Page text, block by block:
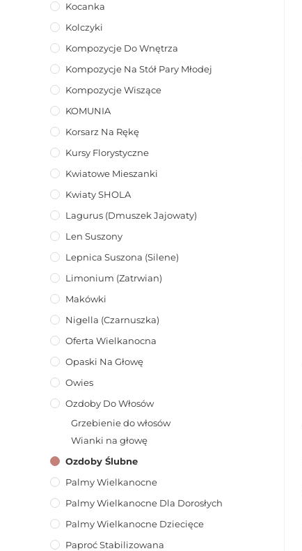
Kocanka
Kolczyki
Kompozycje Do Wnętrza
Kompozycje Na Stół Pary Młodej
Kompozycje Wiszące
KOMUNIA
Korsarz Na Rękę
Kursy Florystyczne
Kwiatowe Mieszanki
Kwiaty SHOLA
Lagurus (dmuszek Jajowaty)
Len Suszony
Lepnica Suszona (Silene)
Limonium (zatrwian)
Makówki
Nigella (Czarnuszka)
Oferta Wielkanocna
Opaski Na Głowę
Owies
Ozdoby Do Włosów
Grzebienie do włosów
Wianki na głowę
Ozdoby Ślubne
Palmy Wielkanocne
Palmy Wielkanocne Dla Dorosłych
Palmy Wielkanocne Dziecięce
Paproć Stabilizowana